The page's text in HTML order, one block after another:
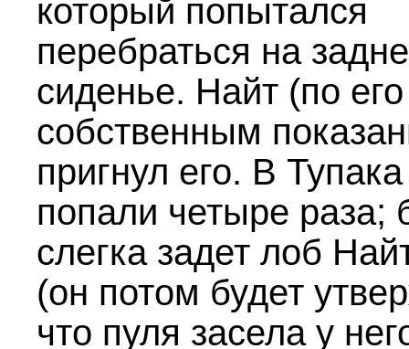
который попытался
перебраться на
сиденье. Найт (по его
собственным
пригнул его. В Тупака
попали четыре раза;
слегка задет лоб
(он потом будет
что пуля засела у